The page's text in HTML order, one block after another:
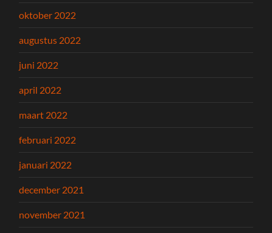
oktober 2022
augustus 2022
juni 2022
april 2022
maart 2022
februari 2022
januari 2022
december 2021
november 2021